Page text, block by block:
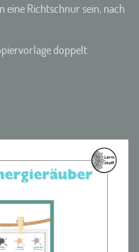
eine Richtschnur sein, nach
doppelt